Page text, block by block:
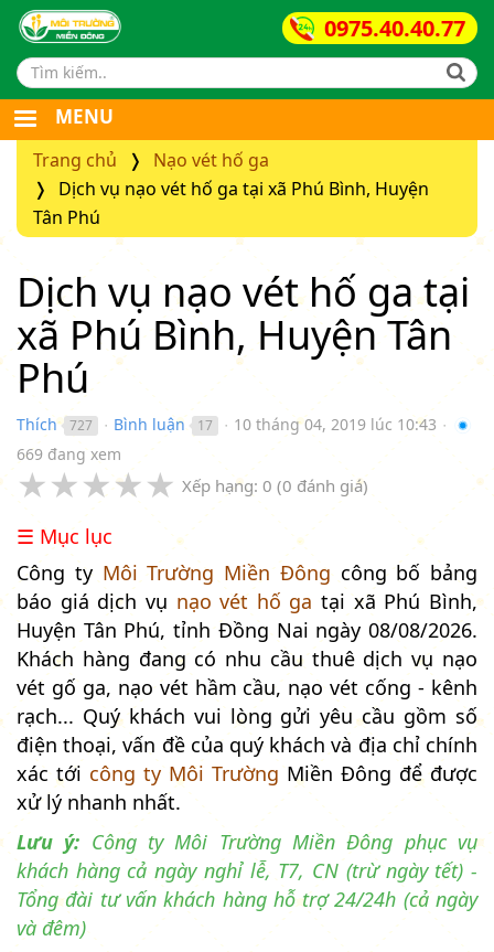
0975.40.40.77
Search form
MENU
Trang chủ
Nạo vét hố ga
Dịch vụ nạo vét hố ga tại xã Phú Bình, Huyện
Tân Phú
Dịch vụ nạo vét hố ga tại
xã Phú Bình, Huyện Tân
Phú
Thích 727 ● Bình luận 17 ● 10 tháng 04, 2019 lúc 10:43 ●
669 đang xem
★★★★★ Xếp hạng: 0 (0 đánh giá)
☰ Mục lục
Công ty Môi Trường Miền Đông công bố bảng
báo giá dịch vụ nạo vét hố ga tại xã Phú Bình,
Huyện Tân Phú, tỉnh Đồng Nai ngày 08/08/2026.
Khách hàng đang có nhu cầu thuê dịch vụ nạo
vét gố ga, nạo vét hầm cầu, nạo vét cống - kênh
rạch... Quý khách vui lòng gửi yêu cầu gồm số
điện thoại, vấn đề của quý khách và địa chỉ chính
xác tới công ty Môi Trường Miền Đông để được
xử lý nhanh nhất.
Lưu ý: Công ty Môi Trường Miền Đông phục vụ
khách hàng cả ngày nghỉ lễ, T7, CN (trừ ngày tết) -
Tổng đài tư vấn khách hàng hỗ trợ 24/24h (cả ngày
và đêm)